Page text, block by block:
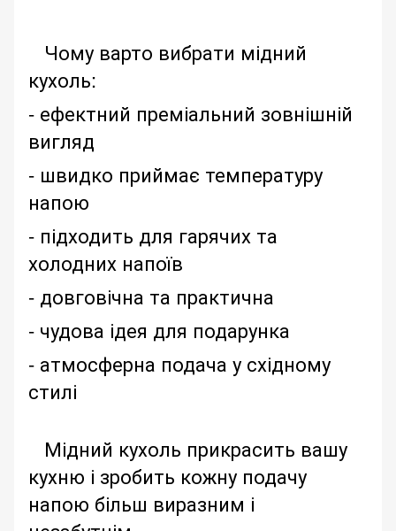
Чому варто вибрати мідний
кухоль:
- ефектний преміальний зовнішній
вигляд
- швидко приймає температуру
напою
- підходить для гарячих та
холодних напоїв
- довговічна та практична
- чудова ідея для подарунка
- атмосферна подача у східному
стилі
Мідний кухоль прикрасить вашу
кухню і зробить кожну подачу
напою більш виразним і